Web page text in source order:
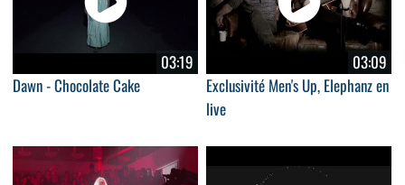
03:19
Dawn - Chocolate Cake
03:09
Exclusivité Men's Up, Elephanz en
live